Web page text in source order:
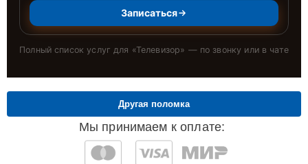
Записаться
Полный список услуг для «Телевизор» — по звонку или в чате
Мы принимаем к оплате:
Другая поломка